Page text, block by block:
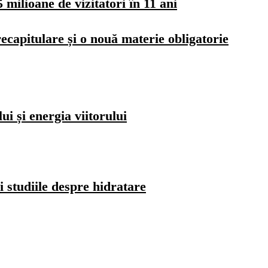
milioane de vizitatori în 11 ani
și o nouă materie obligatorie
și energia viitorului
studiile despre hidratare